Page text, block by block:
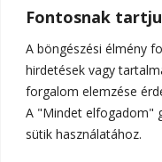
Fontosnak
A böngészési élmény
hirdetések vagy
forgalom elemzése
A "Mindet elfogadom"
sütik használatához.
Egyházmegyében
„Bár távolabb visz
mellett mindig is a
Dr. Fekete Zoltán
Varga László
nem a bűntelenség,